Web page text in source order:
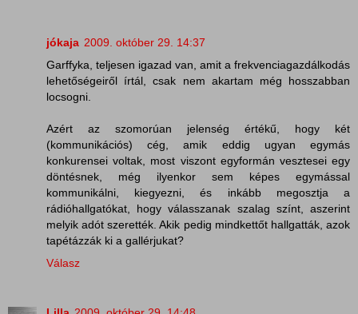
jókaja 2009. október 29. 14:37
Garffyka, teljesen igazad van, amit a frekvenciagazdálkodás
lehetőségeiről írtál, csak nem akartam még hosszabban
locsogni.
Azért az szomorúan jelenség értékű, hogy két
(kommunikációs) cég, amik eddig ugyan egymás
konkurensei voltak, most viszont egyformán vesztesei egy
döntésnek, még ilyenkor sem képes egymással
kommunikálni, kiegyezni, és inkább megosztja a
rádióhallgatókat, hogy válasszanak szalag színt, aszerint
melyik adót szerették. Akik pedig mindkettőt hallgatták, azok
tapétázzák ki a gallérjukat?
Válasz